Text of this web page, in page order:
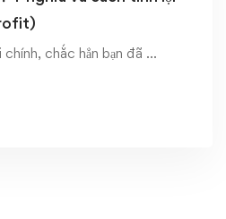
chắc hẳn bạn đã …